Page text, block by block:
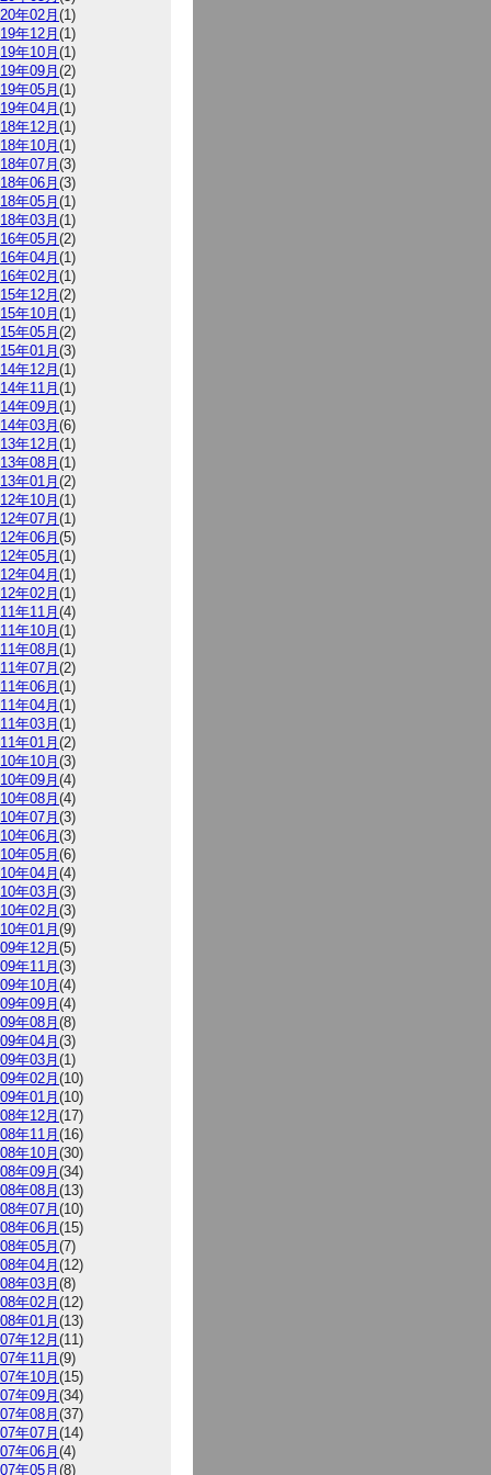
年02月(1)
年12月(1)
年10月(1)
年09月(2)
年05月(1)
年04月(1)
年12月(1)
年10月(1)
年07月(3)
年06月(3)
年05月(1)
年03月(1)
年05月(2)
年04月(1)
年02月(1)
年12月(2)
年10月(1)
年05月(2)
年01月(3)
年12月(1)
年11月(1)
年09月(1)
年03月(6)
年12月(1)
年08月(1)
年01月(2)
年10月(1)
年07月(1)
年06月(5)
年05月(1)
年04月(1)
年02月(1)
年11月(4)
年10月(1)
年08月(1)
年07月(2)
年06月(1)
年04月(1)
年03月(1)
年01月(2)
年10月(3)
年09月(4)
年08月(4)
年07月(3)
年06月(3)
年05月(6)
年04月(4)
年03月(3)
年02月(3)
年01月(9)
年12月(5)
年11月(3)
年10月(4)
年09月(4)
年08月(8)
年04月(3)
年03月(1)
年02月(10)
年01月(10)
年12月(17)
年11月(16)
年10月(30)
年09月(34)
年08月(13)
年07月(10)
年06月(15)
年05月(7)
年04月(12)
年03月(8)
年02月(12)
年01月(13)
年12月(11)
年11月(9)
年10月(15)
年09月(34)
年08月(37)
年07月(14)
年06月(4)
年05月(8)